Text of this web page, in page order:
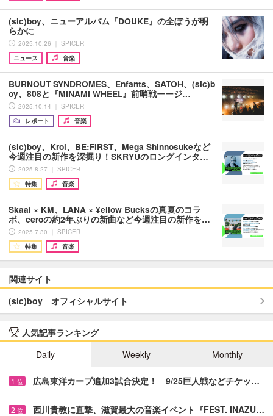
(sic)boy、ニューアルバム『DOUKE』の全ぼうが明
らかに
2025.10.26 ｜ SPICER
ニュース
音楽
BURNOUT SYNDROMES、Enfants、SATOH、(sic)b
oy、808と『MINAMI WHEEL』前哨戦ーージ…
2025.10.14 ｜ SPICER
レポート
音楽
(sic)boy、Kroi、BE:FIRST、Mega Shinnosukeなど
今週注目の新作を深掘り！SKRYUのロングインタ…
2025.8.27 ｜ SPICER
特集
音楽
Skaai × KM、LANA × ¥ellow Bucksの真夏のコラ
ボ、ceroの約2年ぶりの新曲など今週注目の新作を…
2025.7.30 ｜ SPICER
特集
音楽
関連サイト
(sic)boy オフィシャルサイト
人気記事ランキング
Daily
Weekly Monthly
1 位 広島東洋カープ追加3試合決定！ 9/25巨人戦などチケッ…
2 位 西川貴教に直撃、滋賀最大の音楽イベント『FEST. INAZU…